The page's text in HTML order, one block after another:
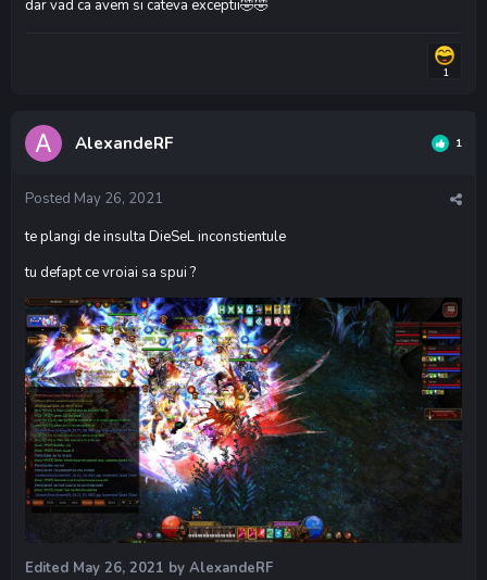
dar vad ca avem si cateva exceptii🤣🤣
1
AlexandeRF 1
Posted May 26, 2021
te plangi de insulta DieSeL inconstientule
tu defapt ce vroiai sa spui ?
Edited May 26, 2021 by AlexandeRF